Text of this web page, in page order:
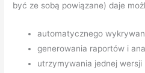
być ze sobą powiązane) daje
automatycznego
generowania raportów i
utrzymywania jednej wersji